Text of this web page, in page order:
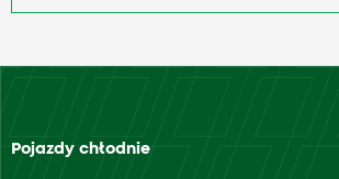
Pojazdy chłodnie